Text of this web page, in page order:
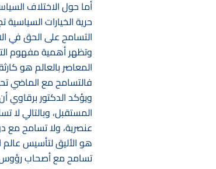
أما حول الاختلاف
حرية الخيارات
التسامح على الحق في
وتظهر أهمية مفهوم
المعاصر بالعالم هو
فالتسامح مع الماضي
ويؤكد الدكتور برقاوي
المستقبل، وبالتالي لا
عنصرية، ولا تسامح مع
هو الأليق لتأسيس عالم
تسامح مع أصحاب رؤوس